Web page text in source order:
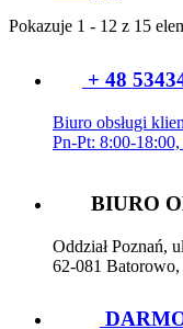
Pokazuje 1 - 12 z 15
+ 48
Biuro obsługi
Pn-Pt: 8:00-
BIURO
Oddział Poznań,
62-081